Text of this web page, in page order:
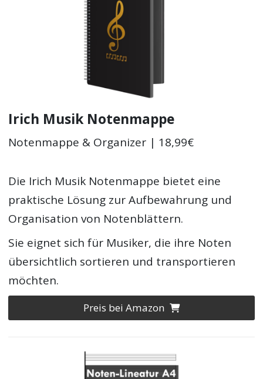
Irich Musik Notenmappe
Notenmappe & Organizer | 18,99€
Die Irich Musik Notenmappe bietet eine
praktische Lösung zur Aufbewahrung und
Organisation von Notenblättern.
Sie eignet sich für Musiker, die ihre Noten
übersichtlich sortieren und transportieren
möchten.
Preis bei Amazon